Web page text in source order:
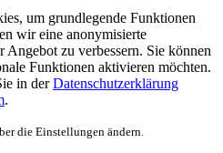
um grundlegende Funktionen
wir eine anonymisierte
Angebot zu verbessern. Sie können
Funktionen aktivieren möchten.
in derDatenschutzerklärung
.
die Einstellungen ändern.